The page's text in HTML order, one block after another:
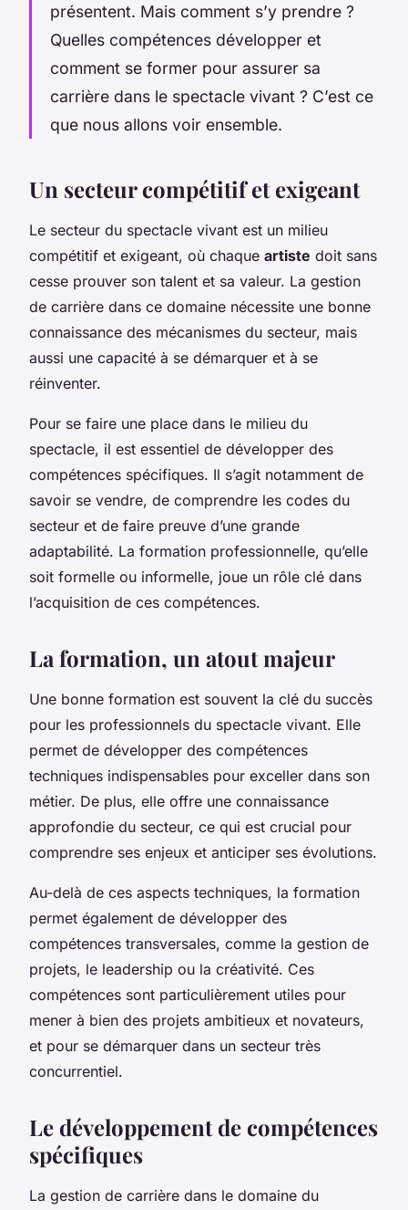
présentent. Mais comment s’y prendre ?
Quelles compétences développer et
comment se former pour assurer sa
carrière dans le spectacle vivant ? C’est ce
que nous allons voir ensemble.
Un secteur compétitif et exigeant
Le secteur du spectacle vivant est un milieu
compétitif et exigeant, où chaque artiste doit sans
cesse prouver son talent et sa valeur. La gestion
de carrière dans ce domaine nécessite une bonne
connaissance des mécanismes du secteur, mais
aussi une capacité à se démarquer et à se
réinventer.
Pour se faire une place dans le milieu du
spectacle, il est essentiel de développer des
compétences spécifiques. Il s’agit notamment de
savoir se vendre, de comprendre les codes du
secteur et de faire preuve d’une grande
adaptabilité. La formation professionnelle, qu’elle
soit formelle ou informelle, joue un rôle clé dans
l’acquisition de ces compétences.
La formation, un atout majeur
Une bonne formation est souvent la clé du succès
pour les professionnels du spectacle vivant. Elle
permet de développer des compétences
techniques indispensables pour exceller dans son
métier. De plus, elle offre une connaissance
approfondie du secteur, ce qui est crucial pour
comprendre ses enjeux et anticiper ses évolutions.
Au-delà de ces aspects techniques, la formation
permet également de développer des
compétences transversales, comme la gestion de
projets, le leadership ou la créativité. Ces
compétences sont particulièrement utiles pour
mener à bien des projets ambitieux et novateurs,
et pour se démarquer dans un secteur très
concurrentiel.
Le développement de compétences
spécifiques
La gestion de carrière dans le domaine du